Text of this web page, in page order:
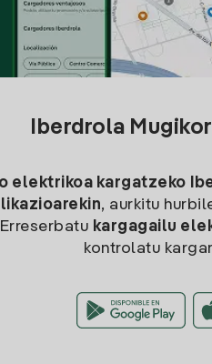
Iberdrola
elektrikoa kargatzeko
, aurkitu
Erreserbatu kargagailu
kontrolatu